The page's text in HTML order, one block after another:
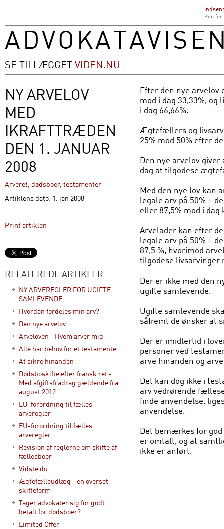
Kun
SE TILLÆGGETVIDEN.NU
NY ARVELOV
MED
IKRAFTTRÆDEN
DEN 1. JANUAR
2008
Arveret, dødsboer, testamenter
Artiklens dato: 1. jan 2008
Print artiklen
RELATEREDE ARTIKLER
NY ARVEREGLER FOR UGIFTE
SAMLEVENDE
Hvordan fordeles min arv?
Den nye arvelov
Arveloven - Hvem arver mig
Alle har behov for et testamente
At sikre hinanden
Dødsboskifte efter fransk ret -
Med afgiftsfradrag gældende fra
august 2012
EU-forordning til fælles
arveregler
EU-forordning til fælles
arveregler
Revision af reglerne om skifte af
fællesboer
Vidste du ...
Ægtefælleudlæg - en overset
skifteform
Tager advokater sig for godt
betalt for dødsboer?
Limited Offer
Efter den nye
mod i dag 33,33%,
i dag 66,66%.
Ægtefællers og
25% mod 50% efter
Den nye arvelov
dag at tilgodese
Med den nye lov kan
legale arv på 50% +
eller 87,5% mod i dag
Arvelader kan efter
legale arv på 50% +
87,5 %, hvorimod
tilgodese livsarvinger
Der er ikke med den
ugifte samlevende.
Ugifte samlevende
såfremt de ønsker at
Der er imidlertid i
personer ved
arve hinanden og
Det kan dog ikke i
arv vedrørende
finde anvendelse,
anvendelse.
Det bemærkes for
er omtalt, og at
ikke er anført.